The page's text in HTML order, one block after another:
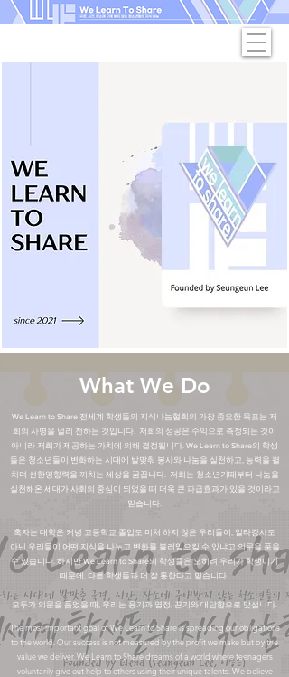
What We Do
We Learn to Share 전세계 학생들의 지식나눔협회의 가장 중요한 목표는 저
희의 사명을 널리 전하는 것입니다. 저희의 성공은 수익으로 측정되는 것이
아니라 저희가 제공하는 가치에 의해 결정됩니다. We Learn to Share의 학생
들은 청소년들이 변화하는 시대에 발맞춰 봉사와 나눔을 실천하고, 능력을 펼
치며 선한영향력을 끼치는 세상을 꿈꿉니다. 저희는 청소년기때부터 나눔을
실천해온 세대가 사회의 중심이 되었을 때 더욱 큰 파급효과가 있을 것이라고
믿습니다.
혹자는 대학은 커녕 고등학교 졸업도 미처 하지 않은 우리들이, 일타강사도
아닌 우리들이 어떤 지식을 나누고 변화를 불러일으킬 수 있냐고 의문을 품을
수 있습니다. 하지만 We Learn to Share의 학생들은 오히려 우리가 학생이기
때문에, 다른 학생들과 더 잘 통한다고 믿습니다.
모두가 의문을 품었을 때, 우리는 용기과 열정, 끈기와 대담함으로 맞섭니다.
The most important goal of We Learn to Share is spreading our obligations
to the world. Our success is not measured by the profit we make but by the
value we deliver. We Learn to Share dreams of a world where teenagers
voluntarily give out help to others using their unique talents. We believe